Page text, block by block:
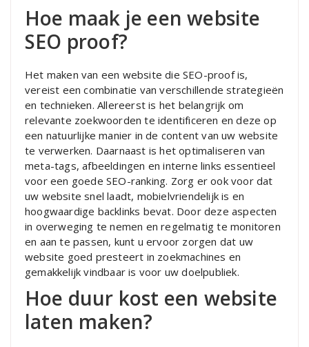
Hoe maak je een website
SEO proof?
Het maken van een website die SEO-proof is,
vereist een combinatie van verschillende strategieën
en technieken. Allereerst is het belangrijk om
relevante zoekwoorden te identificeren en deze op
een natuurlijke manier in de content van uw website
te verwerken. Daarnaast is het optimaliseren van
meta-tags, afbeeldingen en interne links essentieel
voor een goede SEO-ranking. Zorg er ook voor dat
uw website snel laadt, mobielvriendelijk is en
hoogwaardige backlinks bevat. Door deze aspecten
in overweging te nemen en regelmatig te monitoren
en aan te passen, kunt u ervoor zorgen dat uw
website goed presteert in zoekmachines en
gemakkelijk vindbaar is voor uw doelpubliek.
Hoe duur kost een website
laten maken?